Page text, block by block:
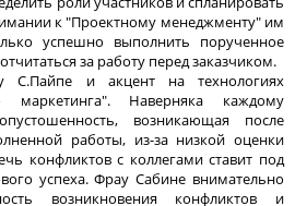
к "Проектному менеджменту" им
успешно выполнить порученное
за работу перед заказчиком.
С.Пайпе и акцент на технологиях
маркетинга". Наверняка каждому
возникающая после
работы, из-за низкой оценки
конфликтов с коллегами ставит под
успеха. Фрау Сабине внимательно
возникновения конфликтов и